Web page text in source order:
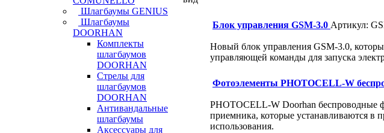
Шлагбаумы GENIUS
Шлагбаумы
DOORHAN
Комплекты
шлагбаумов
DOORHAN
Стрелы для
шлагбаумов
DOORHAN
Антивандальные
шлагбаумы
Аксессуары для
Блок управления GSM-3.0 Артикул:
Новый блок управления GSM-3.0,
управляющей команды для запуска
Фотоэлементы PHOTOCELL-W
PHOTOCELL-W Doorhan беспроводные
приемника, которые устанавливаются в
использования.